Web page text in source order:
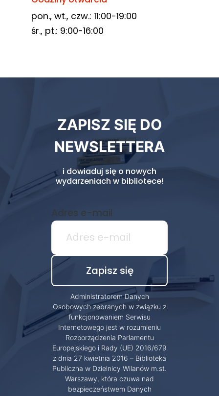
pon., wt., czw.: 11:00-19:00
śr., pt.: 9:00-16:00
biblioteki
ZAPISZ SIĘ DO
NEWSLETTERA
i dowiaduj się o nowych
wydarzeniach w bibliotece!
Adres e-mail
Administratorem Danych
Osobowych zebranych w związku z
funkcjonowaniem Serwisu
Internetowego jest w rozumieniu
Rozporządzenia Parlamentu
Europejskiego i Rady (UE) 2016/679
z dnia 27 kwietnia 2016 – Biblioteka
Publiczna w Dzielnicy Wilanów m.st.
Warszawy, która czuwa nad
bezpieczeństwem Danych